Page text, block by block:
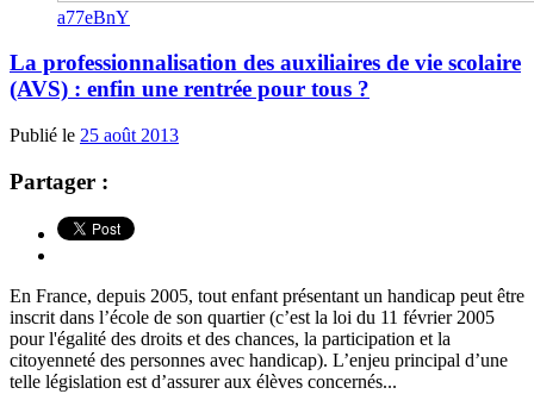
a77eBnY
La professionnalisation des auxiliaires de vie scolaire
(AVS) : enfin une rentrée pour tous ?
Publié le 25 août 2013
Partager :
En France, depuis 2005, tout enfant présentant un handicap peut être
inscrit dans l’école de son quartier (c’est la loi du 11 février 2005
pour l'égalité des droits et des chances, la participation et la
citoyenneté des personnes avec handicap). L’enjeu principal d’une
telle législation est d’assurer aux élèves concernés...